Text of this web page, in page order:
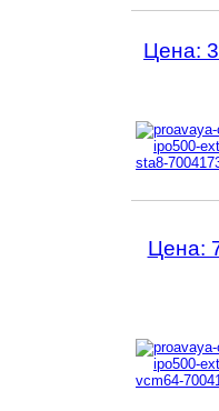
Цена:
Цена: